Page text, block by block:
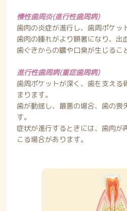
慢性歯周炎(進行性歯周病)
歯肉の炎症が進行し、歯周ポケッ
歯肉の腫れがより顕著になり、出
歯ぐきからの膿や口臭が生じるこ
進行性歯周病(重症歯周病)
歯周ポケットが深く、歯を支える
まります。
歯が動揺し、最悪の場合、歯の喪
す。
症状が進行するときには、歯肉が
こる場合があります。